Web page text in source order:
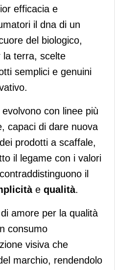
efficacia e
il dna di un
del biologico,
la terra, scelte
semplici e genuini
con linee più
capaci di dare nuova
prodotti a scaffale,
il legame con i valori
il
e qualità.
amore per la qualità
consumo
visiva che
marchio, rendendolo